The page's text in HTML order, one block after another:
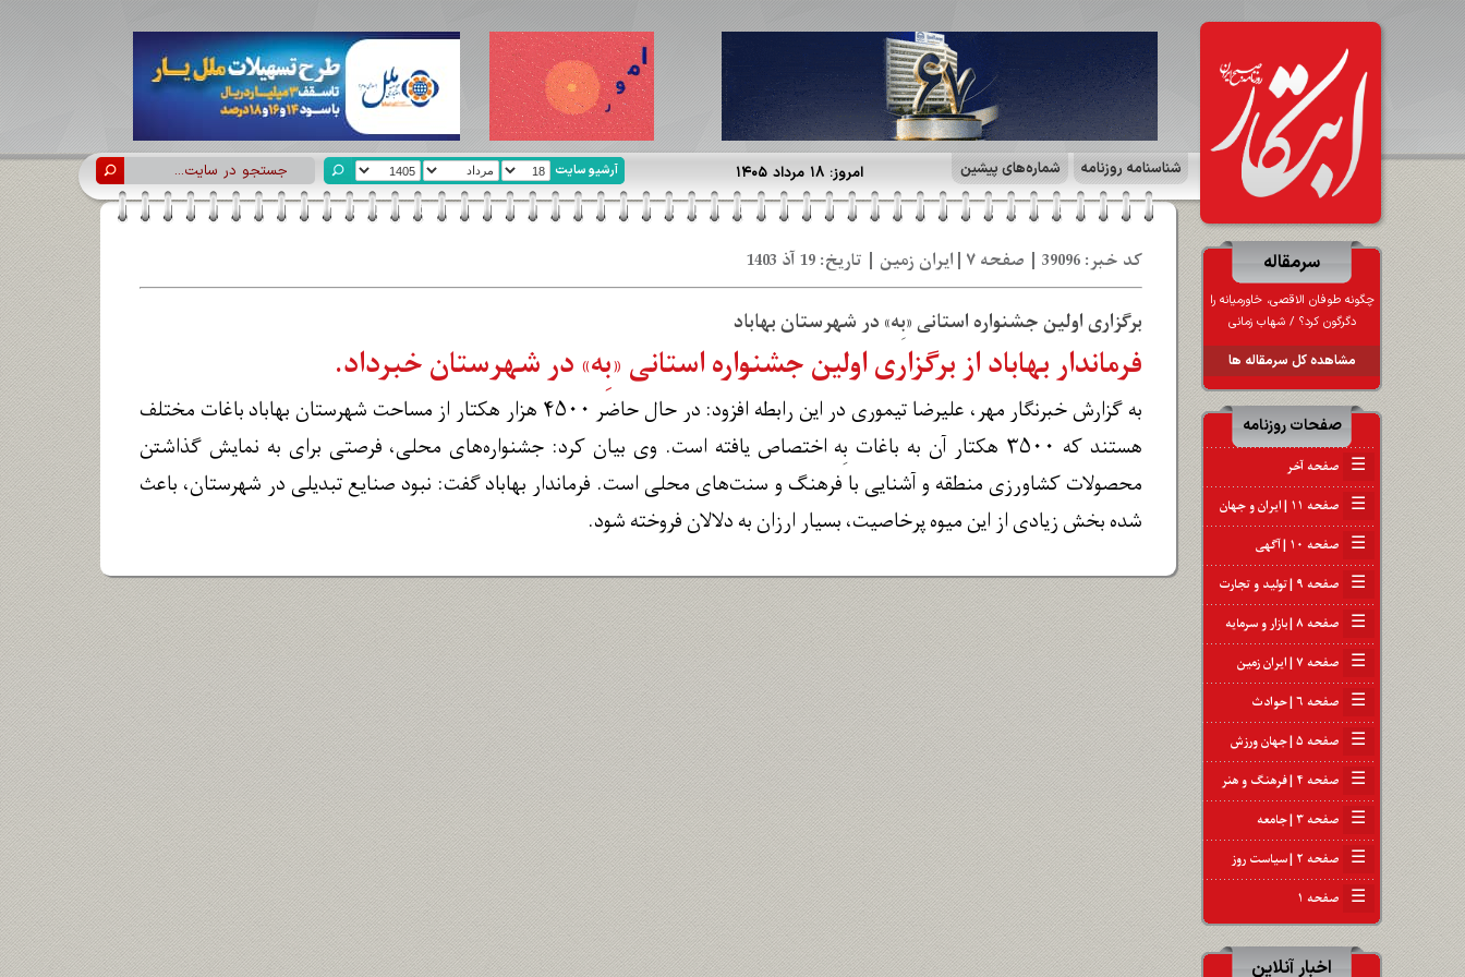
آرشیو سایت امروز: ۱۸ مرداد ۱۴۰۵ شناسنامه روزنامه شماره‌های پیشین
سرمقاله
چگونه طوفان الاقصی، خاورمیانه را
دگرگون کرد؟ / شهاب زمانی
مشاهده کل سرمقاله ها
صفحات روزنامه
☰ صفحه آخر
☰ صفحه ۱۱ | ایران و جهان
☰ صفحه ۱۰ | آگهی
☰ صفحه ۹ | تولید و تجارت
☰ صفحه ۸ | بازار و سرمایه
☰ صفحه ۷ | ایران زمین
☰ صفحه ۶ | حوادث
☰ صفحه ۵ | جهان ورزش
☰ صفحه ۴ | فرهنگ و هنر
☰ صفحه ۳ | جامعه
☰ صفحه ۲ | سیاست روز
☰ صفحه ۱
اخبار آنلاین
کد خبر: 39096 | صفحه ۷ | ایران زمین | تاریخ: 19 آذ 1403
برگزاری اولین جشنواره استانی «بِه» در شهرستان بهاباد
فرماندار بهاباد از برگزاری اولین جشنواره استانی «بِه» در شهرستان خبرداد.
به گزارش خبرنگار مهر، علیرضا تیموری در این رابطه افزود: در حال حاضر ۴۵۰۰ هزار هکتار از مساحت شهرستان بهاباد باغات مختلف
هستند که ۳۵۰۰ هکتار آن به باغات بِه اختصاص یافته است. وی بیان کرد: جشنواره‌های محلی، فرصتی برای به نمایش گذاشتن
محصولات کشاورزی منطقه و آشنایی با فرهنگ و سنت‌های محلی است. فرماندار بهاباد گفت: نبود صنایع تبدیلی در شهرستان، باعث
شده بخش زیادی از این میوه پرخاصیت، بسیار ارزان به دلالان فروخته شود.